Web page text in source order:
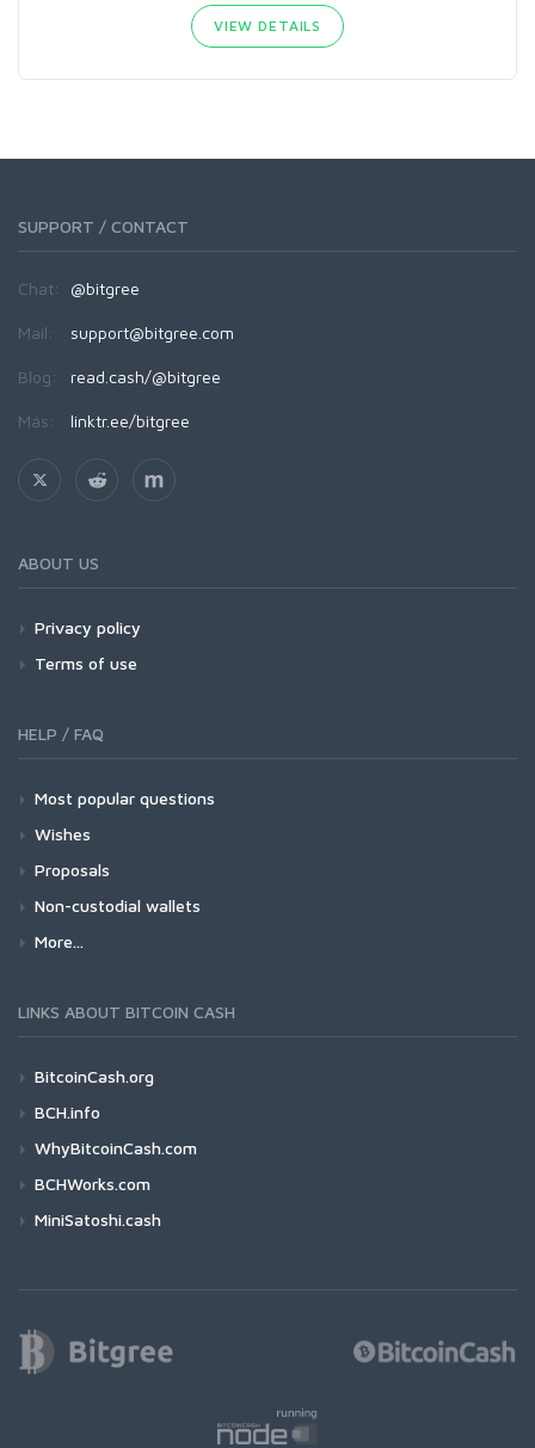
VIEW DETAILS
SUPPORT / CONTACT
Chat: @bitgree
Mail: support@bitgree.com
Blog: read.cash/@bitgree
Más: linktr.ee/bitgree
ABOUT US
Privacy policy
Terms of use
HELP / FAQ
Most popular questions
Wishes
Proposals
Non-custodial wallets
More...
LINKS ABOUT BITCOIN CASH
BitcoinCash.org
BCH.info
WhyBitcoinCash.com
BCHWorks.com
MiniSatoshi.cash